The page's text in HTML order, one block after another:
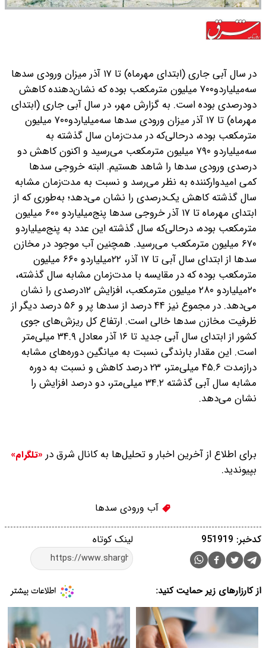
در سال آبی جاری (ابتدای مهر‌ماه) تا ۱۷ آذر میزان ورودی سدها
سه‌میلیارد‌و۷۰۰ میلیون مترمکعب بوده که نشان‌دهنده کاهش
دو‌درصدی بوده است. به گزارش مهر، در سال آبی جاری (ابتدای
مهر‌ماه) تا ۱۷ آذر میزان ورودی سدها سه‌میلیارد‌و۷۰۰ میلیون
متر‌‌مکعب بوده، در‌حالی‌که در مدت‌زمان سال گذشته به
سه‌میلیارد‌و ۷۹۰ میلیون متر‌مکعب می‌رسید و اکنون کاهش دو
درصدی ورودی سدها را شاهد هستیم. البته خروجی سدها
کمی امیدوار‌کننده به نظر می‌رسد و نسبت به مدت‌زمان مشابه
سال گذشته کاهش یک‌درصدی را نشان می‌دهد؛ به‌طوری که ‌از
ابتدای مهر‌ماه تا ۱۷ آذر‌ خروجی سدها پنج‌میلیارد‌و ۶۰۰ میلیون
متر‌مکعب بوده، در‌حالی‌که سال گذشته این عدد به ‌پنج‌میلیارد‌و
۶۷۰ میلیون متر‌مکعب می‌رسید. همچنین آب موجود در مخازن
سدها از ابتدای سال آبی تا ۱۷ آذر، ۲۲‌میلیارد‌و ۶۶۰ میلیون
مترمکعب بوده که در مقایسه با مدت‌‌زمان مشابه سال گذشته،
۲۰‌میلیارد‌و ۲۸۰ میلیون متر‌مکعب، افزایش ۱۲‌درصدی را نشان
می‌دهد. در مجموع نیز ۴۴ درصد از سدها پر و ۵۶ درصد دیگر از
ظرفیت مخازن سدها خالی است. ارتفاع کل ریزش‌های جوی
کشور از ابتدای سال آبی جدید تا ۱۶ آذر معادل ۳۴.۹ میلی‌متر
است. این مقدار بارندگی نسبت به میانگین دوره‌های مشابه
درازمدت ۴۵.۶ میلی‌متر، ۲۳ درصد کاهش و نسبت به دوره
مشابه سال آبی گذشته ۳۴.۲ میلی‌متر، دو درصد افزایش را
نشان می‌دهد.
برای اطلاع از آخرین اخبار و تحلیل‌ها به کانال شرق در «تلگرام»
بپیوندید.
آب ورودی سدها
لینک کوتاه کدخبر: 951919
از کارزارهای زیر حمایت کنید: